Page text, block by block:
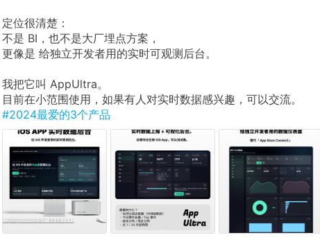
定位很清楚：
不是 BI，也不是大厂埋点方案，
更像是 给独立开发者用的实时可观测后台。
我把它叫 AppUltra。
目前在小范围使用，如果有人对实时数据感兴趣，可以交流。
#2024最爱的3个产品